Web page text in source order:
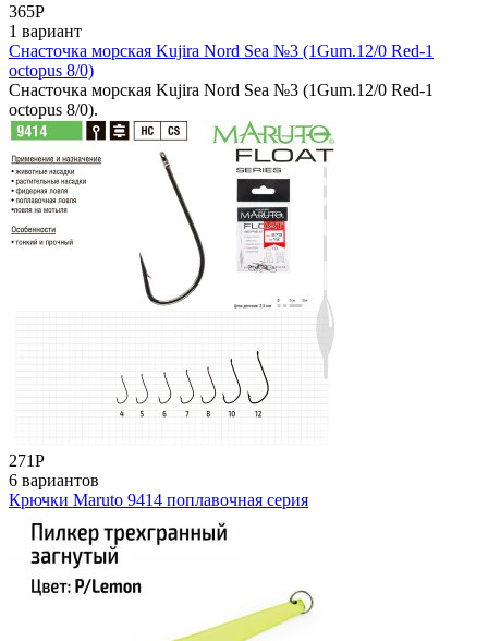
365Р
1 вариант
Снасточка морская Kujira Nord Sea №3 (1Gum.12/0 Red-1
octopus 8/0)
Снасточка морская Kujira Nord Sea №3 (1Gum.12/0 Red-1
octopus 8/0).
271Р
6 вариантов
Крючки Maruto 9414 поплавочная серия